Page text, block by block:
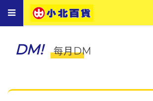
Toggle
navigation
DM! 每月DM